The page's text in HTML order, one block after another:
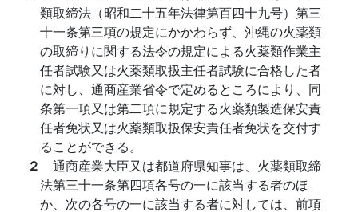
類取締法（昭和二十五年法律第百四十九号）第三
十一条第三項の規定にかかわらず、沖縄の火薬類
の取締りに関する法令の規定による火薬類作業主
任者試験又は火薬類取扱主任者試験に合格した者
に対し、通商産業省令で定めるところにより、同
条第一項又は第二項に規定する火薬類製造保安責
任者免状又は火薬類取扱保安責任者免状を交付す
ることができる。
２ 通商産業大臣又は都道府県知事は、火薬類取締
法第三十一条第四項各号の一に該当する者のほ
か、次の各号の一に該当する者に対しては、前項